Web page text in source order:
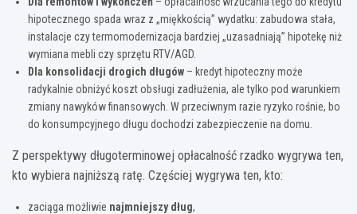
hipotecznego spada wraz z „miękkością” wydatku: zabudowa stała,
instalacje czy termomodernizacja bardziej „uzasadniają” hipotekę niż
wymiana mebli czy sprzętu RTV/AGD.
Dla konsolidacji drogich długów – kredyt hipoteczny może
radykalnie obniżyć koszt obsługi zadłużenia, ale tylko pod warunkiem
zmiany nawyków finansowych. W przeciwnym razie ryzyko rośnie, bo
do konsumpcyjnego długu dochodzi zabezpieczenie na domu.
Z perspektywy długoterminowej opłacalność rzadko wygrywa ten,
kto wybiera najniższą ratę. Częściej wygrywa ten, kto:
zaciąga możliwie najmniejszy dług,